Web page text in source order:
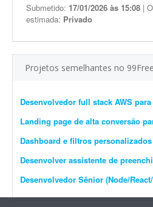
Submetido: 17/01/2026 às 15:08 |
estimada: Privado
Projetos semelhantes no
Desenvolvedor full stack AWS
Landing page de alta conversão
Dashboard e filtros
Desenvolver assistente de